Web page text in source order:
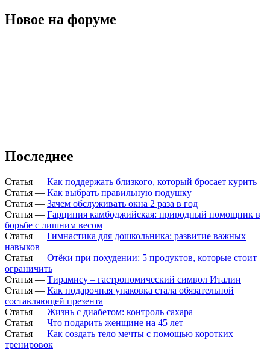
Новое на форуме
Последнее
Статья — Как поддержать близкого, который бросает курить
Статья — Как выбрать правильную подушку
Статья — Зачем обслуживать окна 2 раза в год
Статья — Гарциния камбоджийская: природный помощник в
борьбе с лишним весом
Статья — Гимнастика для дошкольника: развитие важных
навыков
Статья — Отёки при похудении: 5 продуктов, которые стоит
ограничить
Статья — Тирамису – гастрономический символ Италии
Статья — Как подарочная упаковка стала обязательной
составляющей презента
Статья — Жизнь с диабетом: контроль сахара
Статья — Что подарить женщине на 45 лет
Статья — Как создать тело мечты с помощью коротких
тренировок